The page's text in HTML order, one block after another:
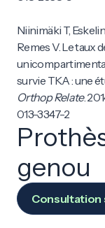
genou
Consultation
Niinimäki T,
Remes V. Le taux
survie TKA : une
Orthop Relate.
013-3347-2